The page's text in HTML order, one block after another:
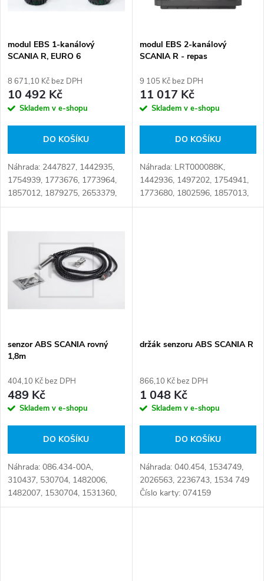
p
r
o
u
k
t
s
p
r
o
d
u
k
ů
modul EBS 1-kanálový
SCANIA R, EURO 6
8 671,10 Kč bez DPH
10 492 Kč
Skladem v e-shopu
DO KOŠÍKU
Náhrada: 2447827, 1442935,
1754939, 1773676, 1773964,
1857012, 1879275, 2653379,
K000085066, K021202,
K050214 Číslo karty: 089610
modul EBS 2-kanálový
SCANIA R - repas
9 105 Kč bez DPH
11 017 Kč
Skladem v e-shopu
DO KOŠÍKU
Náhrada: LRT000088K,
1442936, 1497202, 1754941,
1773680, 1802596, 1857013,
1879280, 1881418,
senzor ABS SCANIA rovný
1,8m
404,10 Kč bez DPH
489 Kč
Skladem v e-shopu
DO KOŠÍKU
Náhrada: 086.434-00A,
310437, 530704, 1482006,
1482007, 1530704, 1531360,
1892057, 086.434-00, 096.329,
držák senzoru ABS SCANIA R
866,10 Kč bez DPH
1 048 Kč
Skladem v e-shopu
DO KOŠÍKU
Náhrada: 040.454, 1534749,
2026563, 2236743, 1534 749
Číslo karty: 074159